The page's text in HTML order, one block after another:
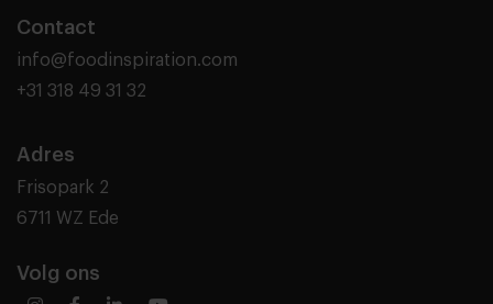
Contact
info@foodinspiration.com
+31 318 49 31 32
Adres
Frisopark 2
6711 WZ Ede
Volg ons